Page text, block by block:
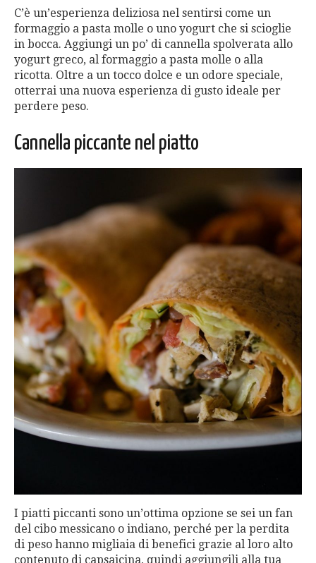
C’è un’esperienza deliziosa nel sentirsi come un
formaggio a pasta molle o uno yogurt che si scioglie
in bocca. Aggiungi un po’ di cannella spolverata allo
yogurt greco, al formaggio a pasta molle o alla
ricotta. Oltre a un tocco dolce e un odore speciale,
otterrai una nuova esperienza di gusto ideale per
perdere peso.
Cannella piccante nel piatto
I piatti piccanti sono un’ottima opzione se sei un fan
del cibo messicano o indiano, perché per la perdita
di peso hanno migliaia di benefici grazie al loro alto
contenuto di capsaicina, quindi aggiungili alla tua